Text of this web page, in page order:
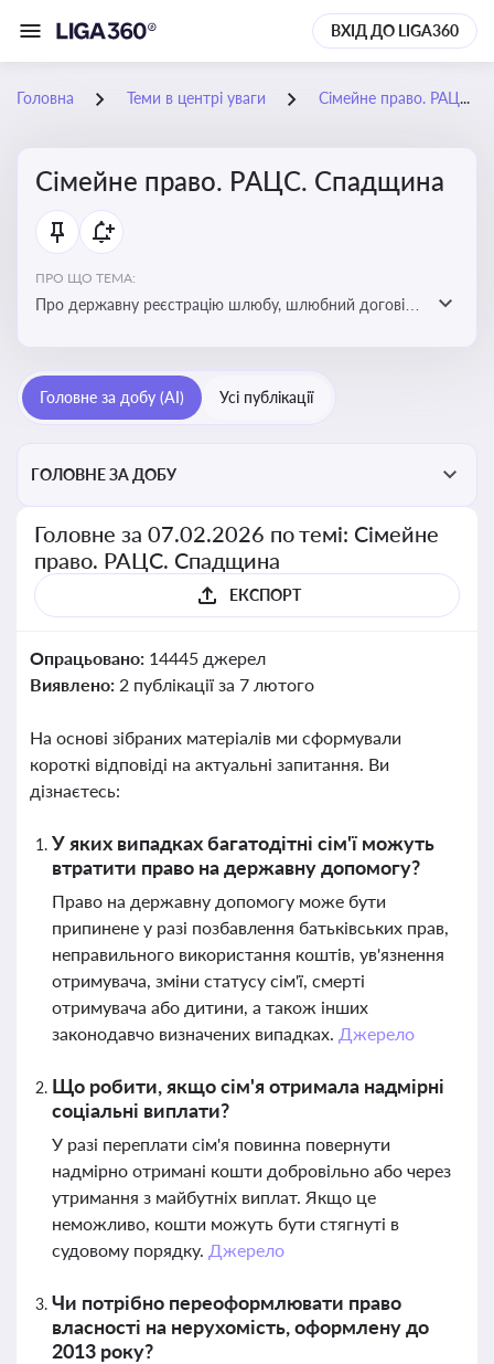
ВХІД ДО LIGA360
Головна Теми в центрі уваги Сімейне право. РАЦС. Спадщина
Сімейне право. РАЦС. Спадщина
ПРО ЩО ТЕМА:
Про державну реєстрацію шлюбу, шлюбний договір,
прийомну сім’ю, визнання недієздатності,
позбавлення батьківських прав, виховання дитини,
Головне за добу (AI) Усі публікації
ГОЛОВНЕ ЗА ДОБУ
Головне за 07.02.2026 по темі: Сімейне
право. РАЦС. Спадщина
ЕКСПОРТ
Опрацьовано: 14445 джерел
Виявлено: 2 публікації за 7 лютого
На основі зібраних матеріалів ми сформували
короткі відповіді на актуальні запитання. Ви
дізнаєтесь:
У яких випадках багатодітні сім'ї можуть
втратити право на державну допомогу?
Право на державну допомогу може бути
припинене у разі позбавлення батьківських прав,
неправильного використання коштів, ув'язнення
отримувача, зміни статусу сім'ї, смерті
отримувача або дитини, а також інших
законодавчо визначених випадках. Джерело
Що робити, якщо сім'я отримала надмірні
соціальні виплати?
У разі переплати сім'я повинна повернути
надмірно отримані кошти добровільно або через
утримання з майбутніх виплат. Якщо це
неможливо, кошти можуть бути стягнуті в
судовому порядку. Джерело
Чи потрібно переоформлювати право
власності на нерухомість, оформлену до
2013 року?